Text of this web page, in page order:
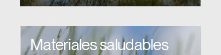
Materiales saludables